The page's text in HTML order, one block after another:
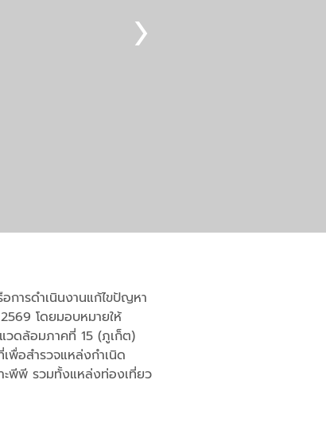
การดำเนินงานแก้ไขปัญหา
โดยมอบหมายให้
ดล้อมภาคที่ 15 (ภูเก็ต)
พื่อสำรวจแหล่งกำเนิด
ะพีพี รวมทั้งแหล่งท่องเที่ยว